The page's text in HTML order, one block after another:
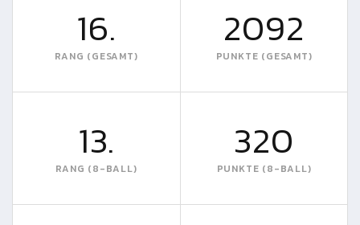
16.
RANG (GESAMT)
2092
PUNKTE (GESAMT)
13.
RANG (8-BALL)
320
PUNKTE (8-BALL)